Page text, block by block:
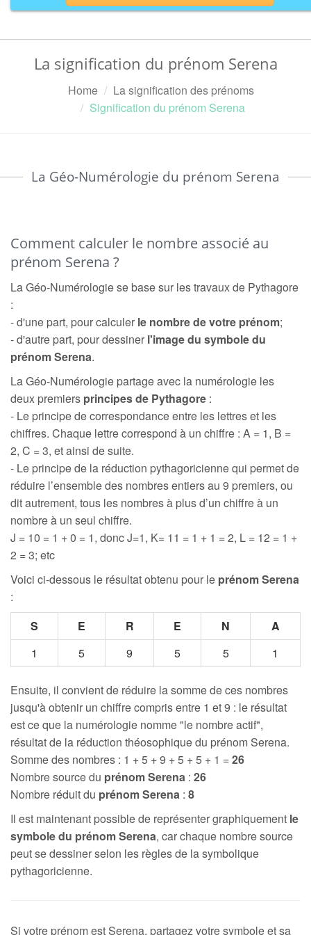
La signification du prénom Serena
Home
La signification des prénoms
Signification du prénom Serena
La Géo-Numérologie du prénom Serena
Comment calculer le nombre associé au
prénom Serena ?
La Géo-Numérologie se base sur les travaux de Pythagore
:
- d'une part, pour calculer le nombre de votre prénom;
- d'autre part, pour dessiner l'image du symbole du
prénom Serena.
La Géo-Numérologie partage avec la numérologie les
deux premiers principes de Pythagore :
- Le principe de correspondance entre les lettres et les
chiffres. Chaque lettre correspond à un chiffre : A = 1, B =
2, C = 3, et ainsi de suite.
- Le principe de la réduction pythagoricienne qui permet de
réduire l’ensemble des nombres entiers au 9 premiers, ou
dit autrement, tous les nombres à plus d’un chiffre à un
nombre à un seul chiffre.
J = 10 = 1 + 0 = 1, donc J=1, K= 11 = 1 + 1 = 2, L = 12 = 1 +
2 = 3; etc
Voici ci-dessous le résultat obtenu pour le prénom Serena
:
S
E R E N
A
1
5 9 5 5 1
Ensuite, il convient de réduire la somme de ces nombres
jusqu'à obtenir un chiffre compris entre 1 et 9 : le résultat
est ce que la numérologie nomme "le nombre actif",
résultat de la réduction théosophique du prénom Serena.
Somme des nombres : 1 + 5 + 9 + 5 + 5 + 1 =26
Nombre source du prénom Serena : 26
Nombre réduit du prénom Serena : 8
Il est maintenant possible de représenter graphiquement le
symbole du prénom Serena, car chaque nombre source
peut se dessiner selon les règles de la symbolique
pythagoricienne.
Si votre prénom est Serena, partagez votre symbole et sa